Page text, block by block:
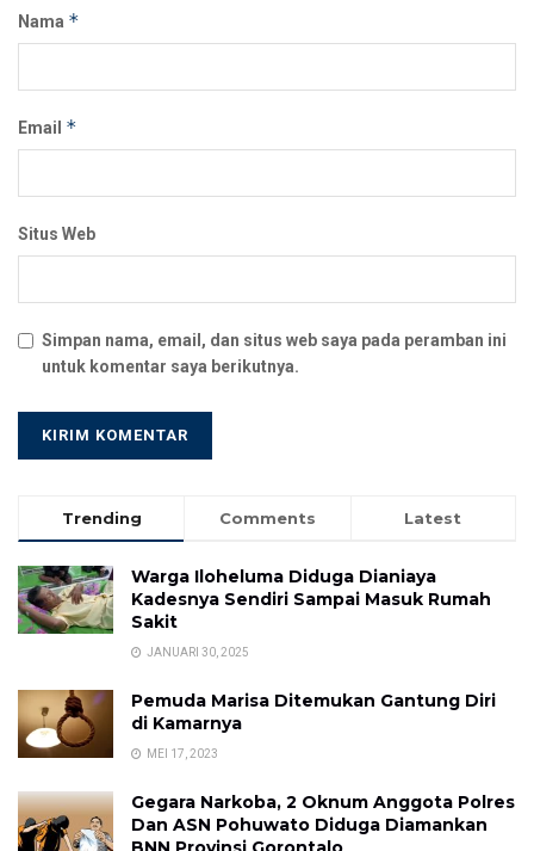
Nama *
Email *
Situs Web
Simpan nama, email, dan situs web saya pada peramban ini
untuk komentar saya berikutnya.
Trending Comments Latest
Warga Iloheluma Diduga Dianiaya
Kadesnya Sendiri Sampai Masuk Rumah
Sakit
JANUARI 30, 2025
Pemuda Marisa Ditemukan Gantung Diri
di Kamarnya
MEI 17, 2023
Gegara Narkoba, 2 Oknum Anggota Polres
Dan ASN Pohuwato Diduga Diamankan